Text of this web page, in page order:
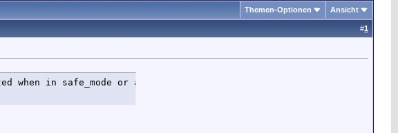
Themen-Optionen Ansicht
#1
when in safe_mode or an open_basedir is set in [path]/includes/